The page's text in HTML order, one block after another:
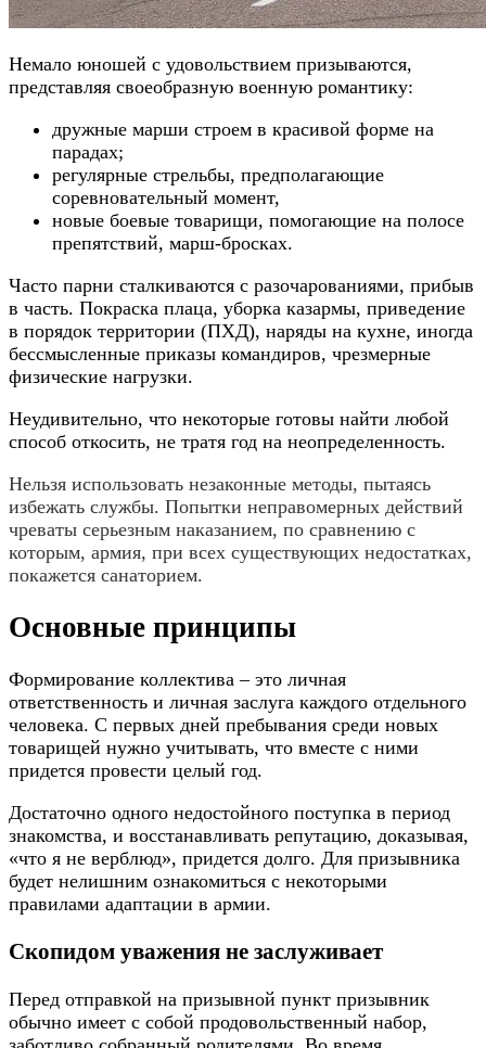
Немало юношей с удовольствием призываются,
представляя своеобразную военную романтику:
дружные марши строем в красивой форме на
парадах;
регулярные стрельбы, предполагающие
соревновательный момент,
новые боевые товарищи, помогающие на полосе
препятствий, марш-бросках.
Часто парни сталкиваются с разочарованиями, прибыв
в часть. Покраска плаца, уборка казармы, приведение
в порядок территории (ПХД), наряды на кухне, иногда
бессмысленные приказы командиров, чрезмерные
физические нагрузки.
Неудивительно, что некоторые готовы найти любой
способ откосить, не тратя год на неопределенность.
Нельзя использовать незаконные методы, пытаясь
избежать службы. Попытки неправомерных действий
чреваты серьезным наказанием, по сравнению с
которым, армия, при всех существующих недостатках,
покажется санаторием.
Основные принципы
Формирование коллектива – это личная
ответственность и личная заслуга каждого отдельного
человека. С первых дней пребывания среди новых
товарищей нужно учитывать, что вместе с ними
придется провести целый год.
Достаточно одного недостойного поступка в период
знакомства, и восстанавливать репутацию, доказывая,
«что я не верблюд», придется долго. Для призывника
будет нелишним ознакомиться с некоторыми
правилами адаптации в армии.
Скопидом уважения не заслуживает
Перед отправкой на призывной пункт призывник
обычно имеет с собой продовольственный набор,